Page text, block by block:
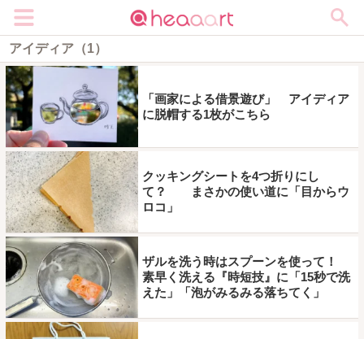
アイディア（1）
「画家による借景遊び」 アイディア
に脱帽する1枚がこちら
クッキングシートを4つ折りにし
て？ まさかの使い道に「目からウ
ロコ」
ザルを洗う時はスプーンを使って！
素早く洗える『時短技』に「15秒で洗
えた」「泡がみるみる落ちてく」